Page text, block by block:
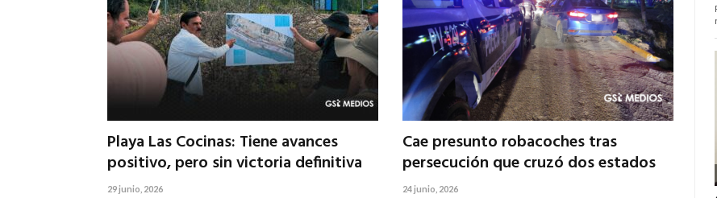
Playa Las Cocinas: Tiene avances
positivo, pero sin victoria definitiva
29 junio, 2026
Cae presunto robacoches tras
persecución que cruzó dos estados
24 junio, 2026